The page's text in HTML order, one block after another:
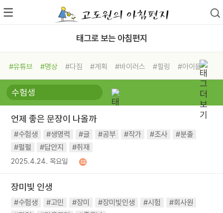
태그로 보는 아침편지
#유튜브 #명상 #다짐 #계획 #바이러스 #힐링
#아이들
#비전캠프
#독서캠프 #삶
#희망
#나눔 #친구 #링컨학교
#독서
#건강 #면역력
언제 좋은 문장이 나올까
#수험생 #생명력 #글 #공부 #작가 #조사
#분출
#펄펄
#답안지 #취재
2025.4.24. 목요일
장미빛 인생
#수험생 #고민 #장미 #장미빛인생 #시험
#회사원